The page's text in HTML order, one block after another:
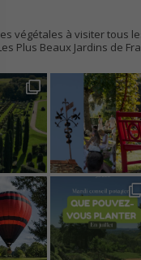
végétales à visiter tous
Plus Beaux Jardins de